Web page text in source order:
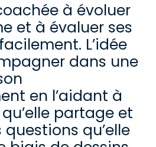
à évoluer
et à évaluer ses
L’idée
dans une
en l’aidant à
partage et
qu’elle